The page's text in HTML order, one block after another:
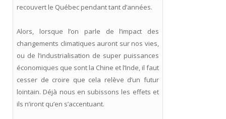
recouvert le Québec pendant tant d’années.
Alors, lorsque l’on parle de l’impact des
changements climatiques auront sur nos vies,
ou de l’industrialisation de super puissances
économiques que sont la Chine et l’Inde, il faut
cesser de croire que cela relève d’un futur
lointain. Déjà nous en subissons les effets et
ils n’iront qu’en s’accentuant.